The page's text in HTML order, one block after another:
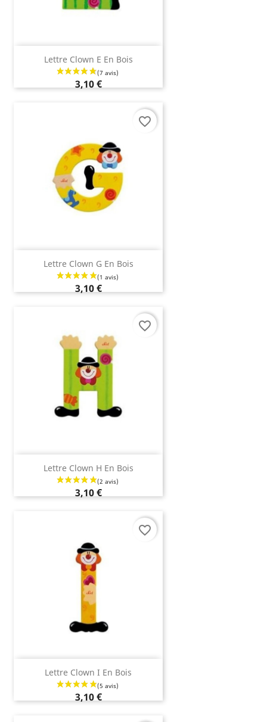
Lettre Clown E En Bois
3,10 €
Lettre Clown G En Bois
3,10 €
favorite_border
Lettre Clown H En Bois
3,10 €
favorite_border
Lettre Clown I En Bois
3,10 €
favorite_border